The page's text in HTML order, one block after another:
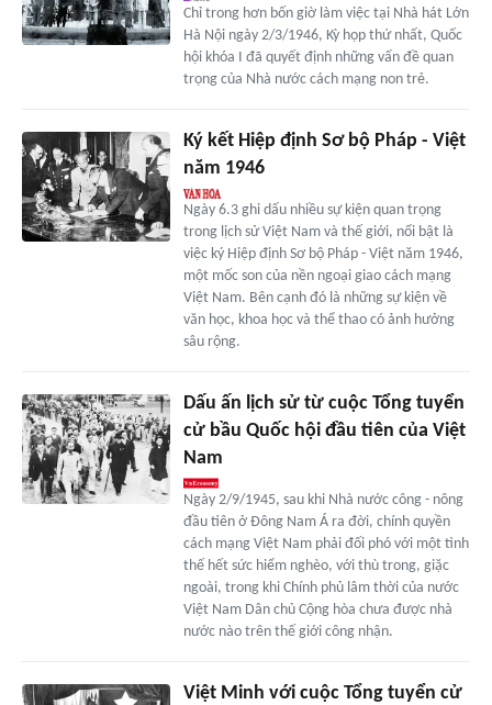
Chỉ trong hơn bốn giờ làm việc tại Nhà hát Lớn
Hà Nội ngày 2/3/1946, Kỳ họp thứ nhất, Quốc
hội khóa I đã quyết định những vấn đề quan
trọng của Nhà nước cách mạng non trẻ.
Ký kết Hiệp định Sơ bộ Pháp - Việt
năm 1946
Ngày 6.3 ghi dấu nhiều sự kiện quan trọng
trong lịch sử Việt Nam và thế giới, nổi bật là
việc ký Hiệp định Sơ bộ Pháp - Việt năm 1946,
một mốc son của nền ngoại giao cách mạng
Việt Nam. Bên cạnh đó là những sự kiện về
văn học, khoa học và thể thao có ảnh hưởng
sâu rộng.
Dấu ấn lịch sử từ cuộc Tổng tuyển
cử bầu Quốc hội đầu tiên của Việt
Nam
Ngày 2/9/1945, sau khi Nhà nước công - nông
đầu tiên ở Đông Nam Á ra đời, chính quyền
cách mạng Việt Nam phải đối phó với một tình
thế hết sức hiểm nghèo, với thù trong, giặc
ngoài, trong khi Chính phủ lâm thời của nước
Việt Nam Dân chủ Cộng hòa chưa được nhà
nước nào trên thế giới công nhận.
Việt Minh với cuộc Tổng tuyển cử